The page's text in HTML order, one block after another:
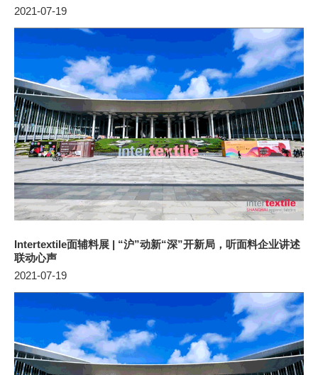
2021-07-19
Intertextile面辅料展 | “沪”动新“深”开新局，听面料企业讲述
联动心声
2021-07-19